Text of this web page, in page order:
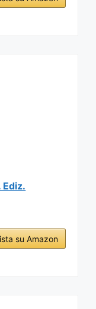
su Amazon